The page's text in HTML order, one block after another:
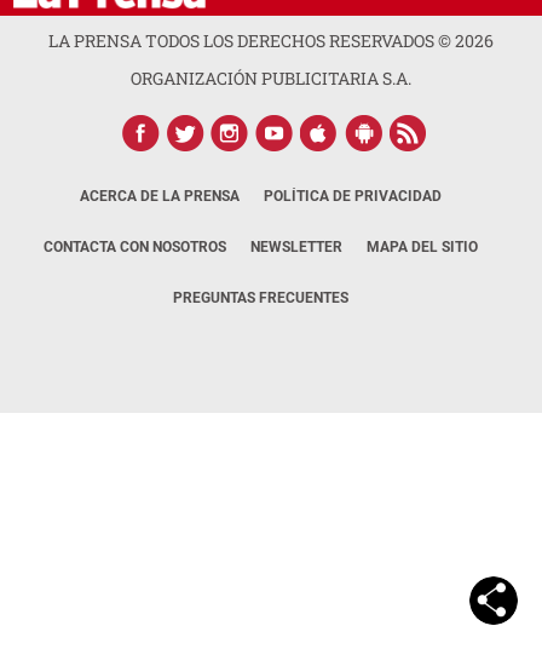
LA PRENSA TODOS LOS DERECHOS RESERVADOS ©2026
ORGANIZACIÓN PUBLICITARIA S.A.
ACERCA DE LA PRENSA POLÍTICA DE PRIVACIDAD
CONTACTA CON NOSOTROS NEWSLETTER MAPA DEL SITIO
PREGUNTAS FRECUENTES